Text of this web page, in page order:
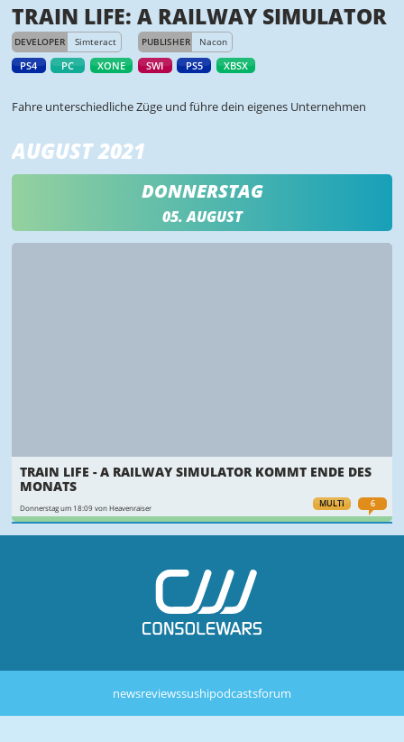
TRAIN LIFE: A RAILWAY SIMULATOR
DEVELOPER Simteract PUBLISHER Nacon
PS4 PC XONE SWI PS5 XBSX
Fahre unterschiedliche Züge und führe dein eigenes Unternehmen
AUGUST 2021
DONNERSTAG
05. AUGUST
MULTI 6
TRAIN LIFE - A RAILWAY SIMULATOR KOMMT ENDE DES
MONATS
Donnerstag um 18:09 von Heavenraiser
newsreviewssushipodcastsforum